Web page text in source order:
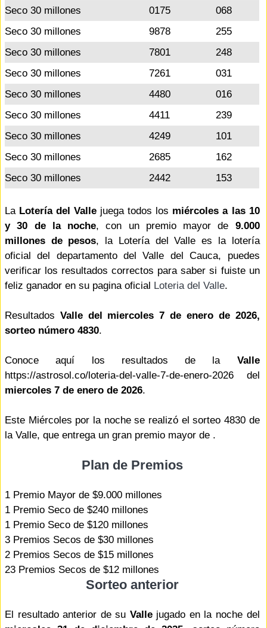
Seco 30 millones
0175
068
Seco 30 millones
9878
255
Seco 30 millones
7801
248
Seco 30 millones
7261
031
Seco 30 millones
4480
016
Seco 30 millones
4411
239
Seco 30 millones
4249
101
Seco 30 millones
2685
162
Seco 30 millones
2442 153
La Lotería del Valle juega todos los miércoles a las 10
y 30 de la noche, con un premio mayor de 9.000
millones de pesos, la Lotería del Valle es la lotería
oficial del departamento del Valle del Cauca, puedes
verificar los resultados correctos para saber si fuiste un
feliz ganador en su pagina oficial Loteria del Valle.
Resultados Valle del miercoles 7 de enero de 2026,
sorteo número 4830.
Conoce aquí los resultados de la Valle
https://astrosol.co/loteria-del-valle-7-de-enero-2026 del
miercoles 7 de enero de 2026.
Este Miércoles por la noche se realizó el sorteo 4830 de
la Valle, que entrega un gran premio mayor de .
Plan de Premios
1 Premio Mayor de $9.000 millones
1 Premio Seco de $240 millones
1 Premio Seco de $120 millones
3 Premios Secos de $30 millones
2 Premios Secos de $15 millones
23 Premios Secos de $12 millones
Sorteo anterior
El resultado anterior de su Vallejugado en la noche del